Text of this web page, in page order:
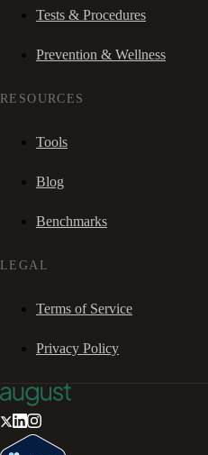
Tests & Procedures
Prevention & Wellness
RESOURCES
Tools
Blog
Benchmarks
LEGAL
Terms of Service
Privacy Policy